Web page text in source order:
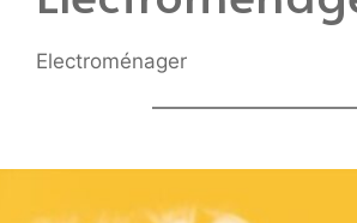
Electroménager